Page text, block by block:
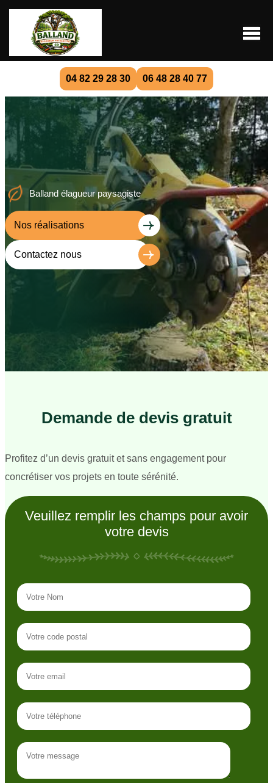
04 82 29 28 30 06 48 28 40 77
Balland élagueur paysagiste
Nos réalisations
Contactez nous
Demande de devis gratuit
Profitez d’un devis gratuit et sans engagement pour
concrétiser vos projets en toute sérénité.
Veuillez remplir les champs pour avoir
votre devis